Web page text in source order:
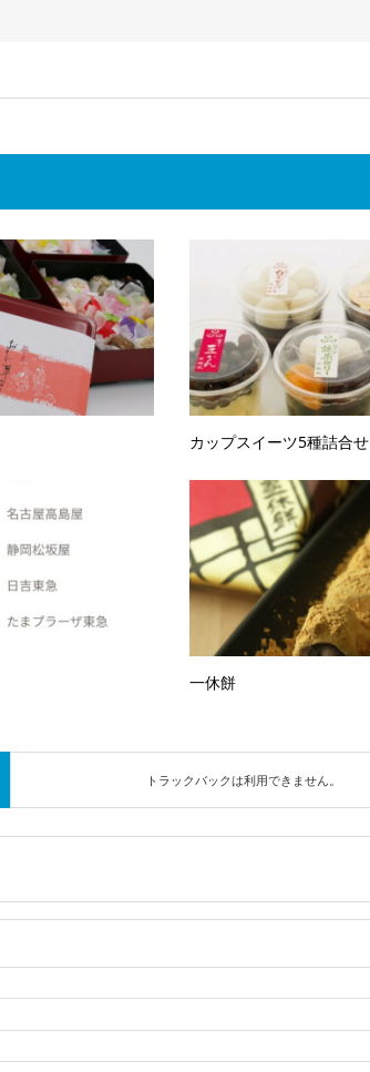
カップスイーツ5種詰合せ
一休餅
トラックバックは利用できません。